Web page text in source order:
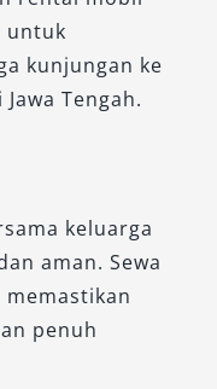
untuk
kunjungan ke
Tengah.
keluarga
aman. Sewa
penuh